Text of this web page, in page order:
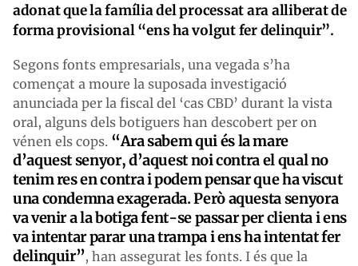
adonat que la família del processat ara alliberat de
forma provisional “ens ha volgut fer delinquir”.
Segons fonts empresarials, una vegada s’ha
començat a moure la suposada investigació
anunciada per la fiscal del ‘cas CBD’ durant la vista
oral, alguns dels botiguers han descobert per on
vénen els cops. “Ara sabem qui és la mare
d’aquest senyor, d’aquest noi contra el qual no
tenim res en contra i podem pensar que ha viscut
una condemna exagerada. Però aquesta senyora
va venir a la botiga fent-se passar per clienta i ens
va intentar parar una trampa i ens ha intentat fer
delinquir”, han assegurat les fonts. I és que la